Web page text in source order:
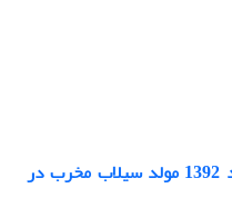
واکاوی بارش فوق‌سنگین 23 اسفند 1392 مولد سیلاب مخرب در